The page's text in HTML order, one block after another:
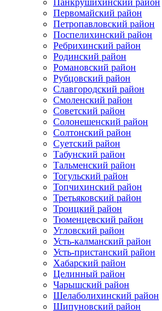
Первомайский район
Петропавловский район
Поспелихинский район
Ребрихинский район
Родинский район
Романовский район
Рубцовский район
Славгородский район
Смоленский район
Советский район
Солонешенский район
Солтонский район
Суетский район
Табунский район
Тальменский район
Тогульский район
Топчихинский район
Третьяковский район
Троицкий район
Тюменцевский район
Угловский район
Усть-калманский район
Усть-пристанский район
Хабарский район
Целинный район
Чарышский район
Шелаболихинский район
Шипуновский район